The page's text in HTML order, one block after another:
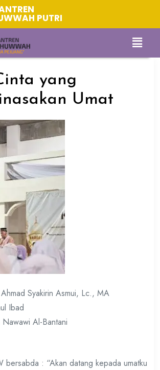
PUTRI
yang
Umat
Syakirin Asmui, Lc., MA
Ibad
Al-Bantani
bersabda : “Akan datang kepada umatku